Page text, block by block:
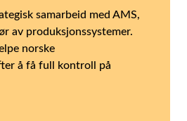
samarbeid med AMS,
av produksjonssystemer.
norske
å få full kontroll på